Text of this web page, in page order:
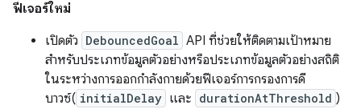
ฟีเจอร์ใหม่
เปิดตัว DebouncedGoal API ที่ช่วยให้ติดตามเป้าหมาย
สำหรับประเภทข้อมูลตัวอย่างหรือประเภทข้อมูลตัวอย่างสถิติ
ในระหว่างการออกกำลังกายด้วยฟีเจอร์การกรองการดี
บาวซ์( initialDelay และ durationAtThreshold )